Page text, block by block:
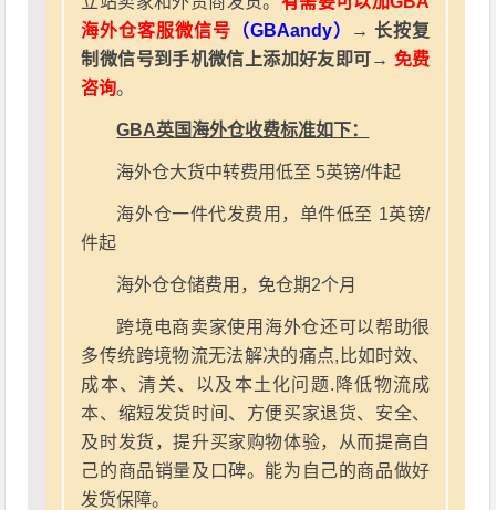
海外仓客服微信号 （GBAandy）
→ 长按复
制微信号到手机微信上添加好友即可→ 免费
咨询。
GBA英国海外仓收费标准如下：
海外仓大货中转费用低至 5英镑/件起
海外仓一件代发费用，单件低至 1英镑/
件起
海外仓仓储费用，免仓期2个月
跨境电商卖家使用海外仓还可以帮助很
多传统跨境物流无法解决的痛点,比如时效、
成本、清关、以及本土化问题.降低物流成
本、缩短发货时间、方便买家退货、安全、
及时发货，提升买家购物体验，从而提高自
己的商品销量及口碑。能为自己的商品做好
发货保障。